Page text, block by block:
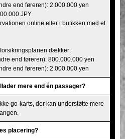
end føreren): 2.000.000 yen
JPY
online eller i butikken med et
dækker:
end føreren): 800.000.000 yen
end føreren): 2.000.000 yen
mere end én passager?
go-karts, der kan understøtte mere
placering?